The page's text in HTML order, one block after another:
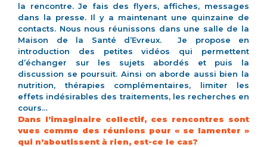
la rencontre. Je fais des flyers, affiches, messages
dans la presse. Il y a maintenant une quinzaine de
contacts. Nous nous réunissons dans une salle de la
Maison de la Santé d’Evreux. Je propose en
introduction des petites vidéos qui permettent
d’échanger sur les sujets abordés et puis la
discussion se poursuit. Ainsi on aborde aussi bien la
nutrition, thérapies complémentaires, limiter les
effets indésirables des traitements, les recherches en
cours…
Dans l’imaginaire collectif, ces rencontres sont
vues comme des réunions pour « se lamenter »
qui n’aboutissent à rien, est-ce le cas?